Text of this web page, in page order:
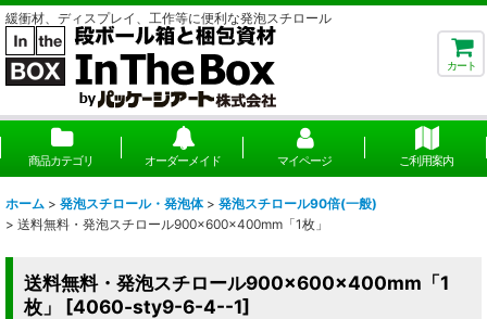
緩衝材、ディスプレイ、工作等に便利な発泡スチロール
カート
商品カテゴリ オーダーメイド マイページ ご利用案内
ホーム > 発泡スチロール・発泡体 > 発泡スチロール90倍(一般)
> 送料無料・発泡スチロール900×600×400mm「1枚」
送料無料・発泡スチロール900×600×400mm「1
枚」
[4060-sty9-6-4--1]